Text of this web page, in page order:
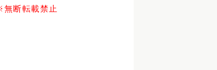
断転載禁止